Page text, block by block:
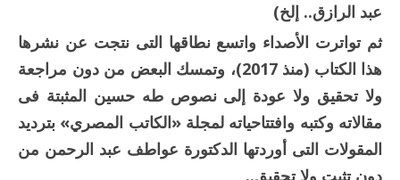
عبد الرازق.. إلخ)
ثم تواترت الأصداء واتسع نطاقها التى نتجت عن نشرها
هذا الكتاب (منذ 2017)، وتمسك البعض من دون مراجعة
ولا تحقيق ولا عودة إلى نصوص طه حسين المثبتة فى
مقالاته وكتبه وافتتاحياته لمجلة «الكاتب المصري» بترديد
المقولات التى أوردتها الدكتورة عواطف عبد الرحمن من
دون تثبت ولا تحقيق..